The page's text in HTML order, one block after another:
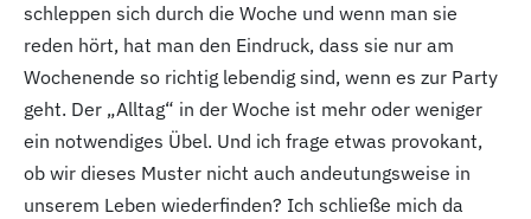
schleppen sich durch die Woche und wenn man sie
reden hört, hat man den Eindruck, dass sie nur am
Wochenende so richtig lebendig sind, wenn es zur Party
geht. Der „Alltag“ in der Woche ist mehr oder weniger
ein notwendiges Übel. Und ich frage etwas provokant,
ob wir dieses Muster nicht auch andeutungsweise in
unserem Leben wiederfinden? Ich schließe mich da